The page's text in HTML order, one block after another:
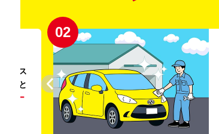
リンス
こと
リー
02